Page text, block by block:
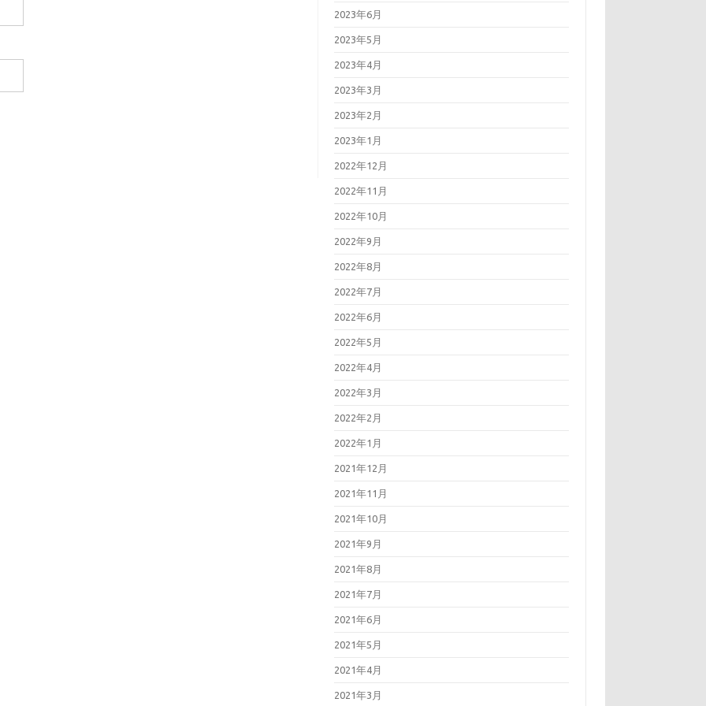
2023年6月
2023年5月
2023年4月
2023年3月
2023年2月
2023年1月
2022年12月
2022年11月
2022年10月
2022年9月
2022年8月
2022年7月
2022年6月
2022年5月
2022年4月
2022年3月
2022年2月
2022年1月
2021年12月
2021年11月
2021年10月
2021年9月
2021年8月
2021年7月
2021年6月
2021年5月
2021年4月
2021年3月